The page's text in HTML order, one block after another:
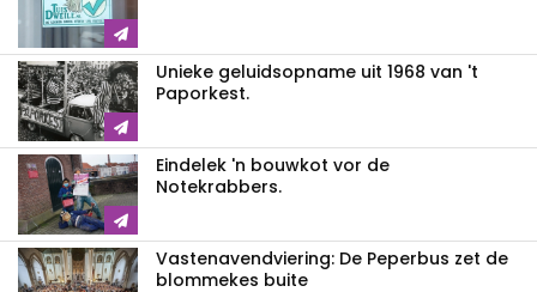
Unieke geluidsopname uit 1968 van 't
Paporkest.
Eindelek 'n bouwkot vor de
Notekrabbers.
Vastenavendviering: De Peperbus zet de
blommekes buite